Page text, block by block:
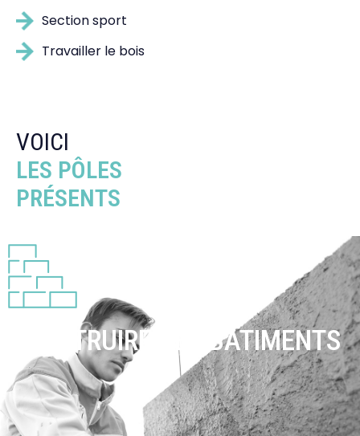
Section sport
Travailler le bois
VOICI
LES PÔLES
PRÉSENTS
CONSTRUIRE DES BÂTIMENTS